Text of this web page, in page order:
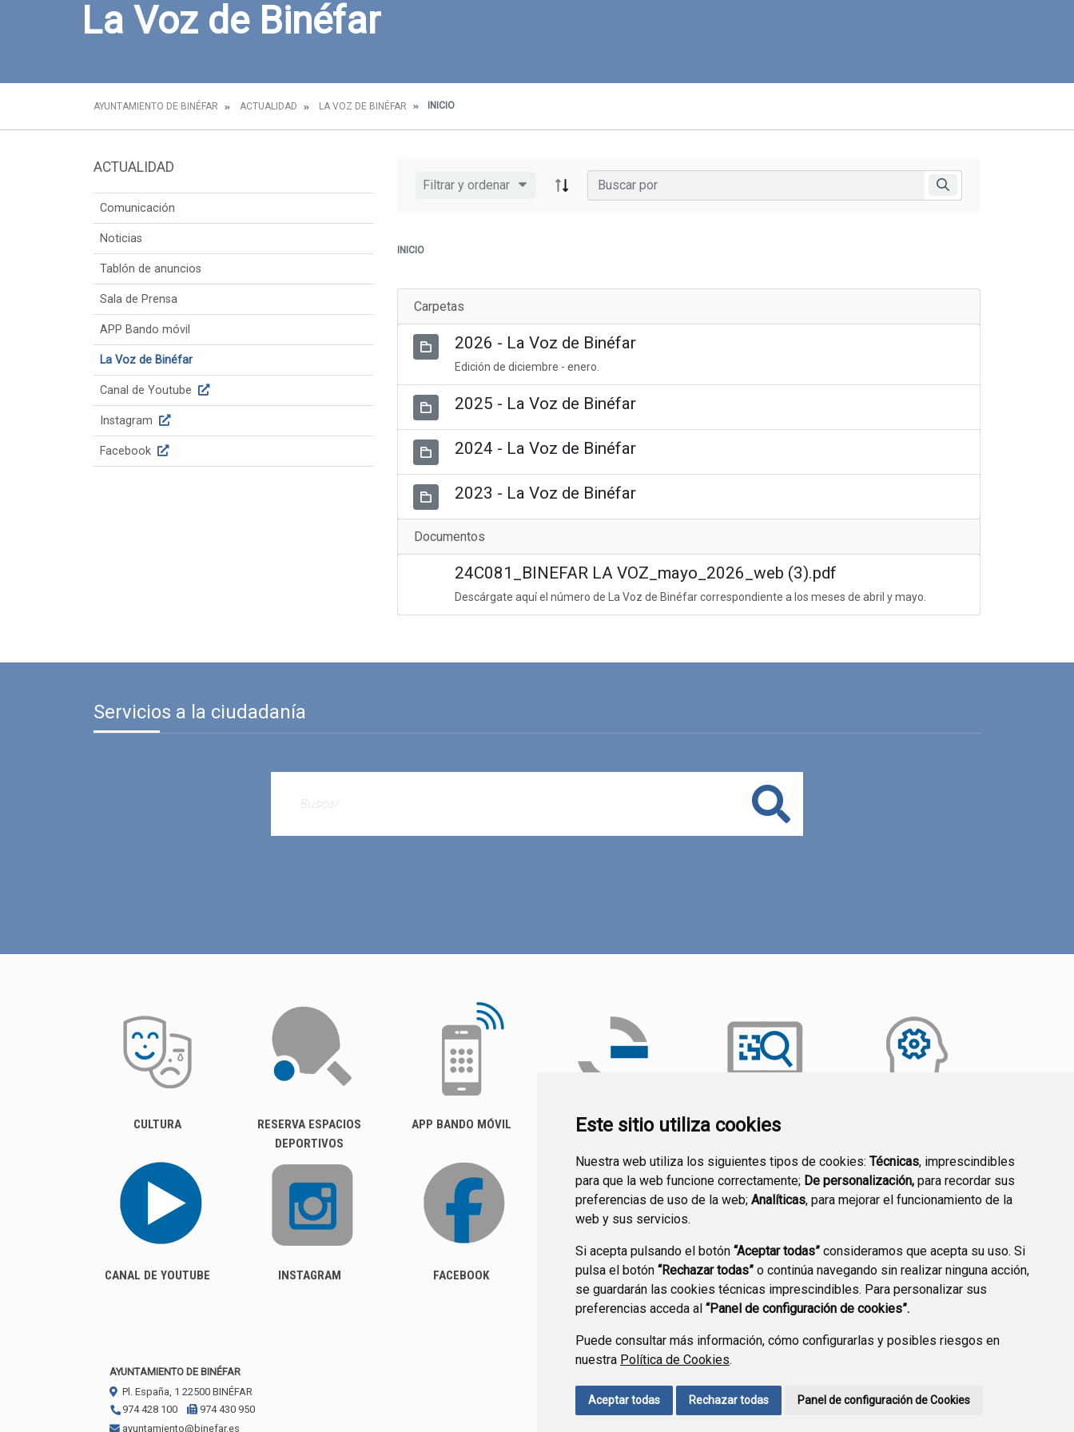
Este sitio utiliza cookies
Nuestra web utiliza los siguientes tipos de cookies: Técnicas, imprescindibles
para que la web funcione correctamente; De personalización, para recordar sus
preferencias de uso de la web; Analíticas, para mejorar el funcionamiento de la
web y sus servicios.
Si acepta pulsando el botón “Aceptar todas” consideramos que acepta su uso. Si
pulsa el botón “Rechazar todas” o continúa navegando sin realizar ninguna acción,
se guardarán las cookies técnicas imprescindibles. Para personalizar sus
preferencias acceda al “Panel de configuración de cookies”.
Puede consultar más información, cómo configurarlas y posibles riesgos en
nuestra Política de Cookies.
Aceptar todas Rechazar todas Panel de configuración de Cookies
La Voz de Binéfar
AYUNTAMIENTO DE BINÉFAR ACTUALIDAD LA VOZ DE BINÉFAR INICIO
ACTUALIDAD
Comunicación
Noticias
Tablón de anuncios
Sala de Prensa
APP Bando móvil
La Voz de Binéfar
Canal de Youtube
Instagram
Facebook
Filtrar y ordenar
INICIO
Carpetas
2026 - La Voz de Binéfar
Edición de diciembre - enero.
2025 - La Voz de Binéfar
2024 - La Voz de Binéfar
2023 - La Voz de Binéfar
Documentos
24C081_BINEFAR LA VOZ_mayo_2026_web (3).pdf
Descárgate aquí el número de La Voz de Binéfar correspondiente a los meses de abril y mayo.
Servicios a la ciudadanía
Buscar
CULTURA
RESERVA ESPACIOS
DEPORTIVOS
APP BANDO MÓVIL
FACTURA ELECTRÓNICA
TRANSPARENCIA
CANAL DE YOUTUBE INSTAGRAM FACEBOOK
AYUNTAMIENTO DE BINÉFAR
Pl. España, 1 22500 BINÉFAR
974 428 100
974 430 950
ayuntamiento@binefar.es